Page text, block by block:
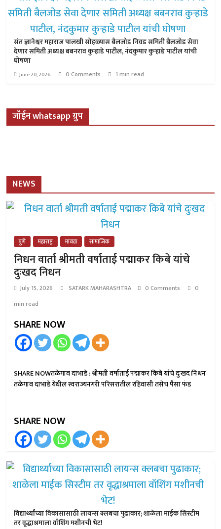
संत ज्ञानेश्वर महाराज पालखी सोहळ्यास बैलजोड निवड समिती बैलजोड सेवा
देणार समिती अध्यक्ष बबनराव कुऱ्हाडे पाटील, नंदकुमार कुऱ्हाडे पाटील यांची
घोषणा
June 20, 2026 0 Comments 1 min read
जॉईन whatsapp ग्रुप
NEWS
पुणे महाराष्ट्र मावळ सामाजिक
निधन वार्ता श्रीमती वर्षाताई पद्माकर किबे यांचे
दुःखद निधन
July 15, 2026 SATARK MAHARASHTRA 0 Comments
0
min read
SHARE NOW
SHARE NOWतळेगाव दाभाडे : श्रीमती वर्षाताई पद्माकर किबे यांचे दुःखद निधन
तळेगाव दाभाडे येथील स्वराज्यनगरी परिसरातील रहिवासी तसेच पैसा फंड
SHARE NOW
विद्यार्थ्यांच्या विकासासाठी लायन्स क्लबचा पुढाकार; शाळेला माईक सिस्टीम
तर वृद्धाश्रमाला वॉशिंग मशीनची भेट!